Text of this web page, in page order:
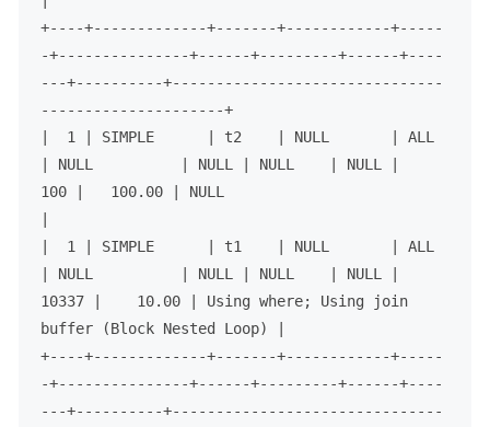
+----+-------------+-------+------------+-----
-+---------------+------+---------+------+----
---+----------+-------------------------------
---------------------+
1 SIMPLE t2 NULL
ALL
NULL NULL NULL NULL
100
100.00
NULL
1 SIMPLE t1 NULL
ALL
NULL NULL NULL NULL
10337
10.00 Using where; Using
join
buffer (Block Nested Loop)
+----+-------------+-------+------------+-----
-+---------------+------+---------+------+----
---+----------+-------------------------------